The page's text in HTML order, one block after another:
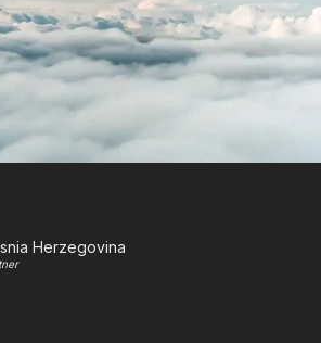
Herzegovina